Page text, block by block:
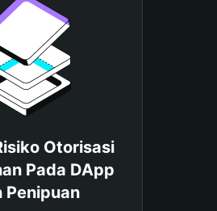
Otorisasi
Pada DApp
Penipuan